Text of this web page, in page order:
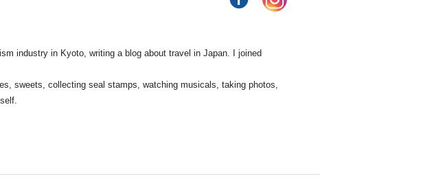
industry in Kyoto, writing a blog about travel in Japan. I joined
sweets, collecting seal stamps, watching musicals, taking photos,